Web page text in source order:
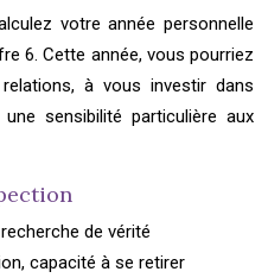
votre année personnelle
6. Cette année, vous pourriez
à vous investir dans
sensibilité particulière aux
de vérité
capacité à se retirer